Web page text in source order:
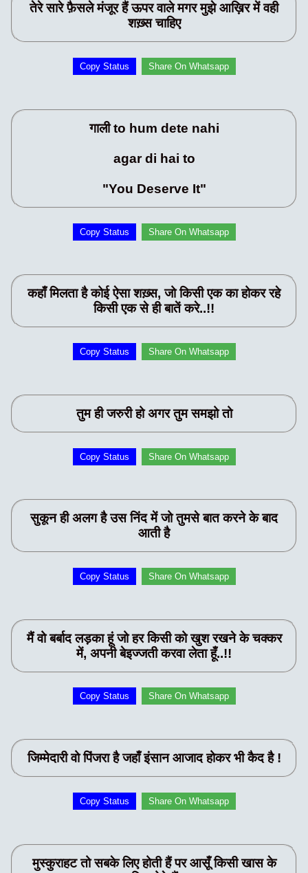
तेरे सारे फ़ैसले मंजूर हैं ऊपर वाले मगर मुझे आख़िर में वही
शख़्स चाहिए
Copy Status Share On Whatsapp
गाली to hum dete nahi
agar di hai to
"You Deserve It"
Copy Status Share On Whatsapp
कहाँ मिलता है कोई ऐसा शख़्स, जो किसी एक का होकर रहे
किसी एक से ही बातें करे..!!
Copy Status Share On Whatsapp
तुम ही जरुरी हो अगर तुम समझो तो
Copy Status Share On Whatsapp
सुकून ही अलग है उस निंद में जो तुमसे बात करने के बाद
आती है
Copy Status Share On Whatsapp
मैं वो बर्बाद लड़का हूं जो हर किसी को खुश रखने के चक्कर
में, अपनी बेइज्जती करवा लेता हूँ..!!
Copy Status Share On Whatsapp
जिम्मेदारी वो पिंजरा है जहाँ इंसान आजाद होकर भी कैद है !
Copy Status Share On Whatsapp
मुस्कुराहट तो सबके लिए होती हैं पर आसूँ किसी खास के